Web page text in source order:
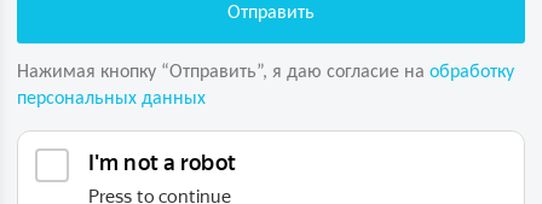
Нажимая кнопку “Отправить”, я даю согласие на обработку
персональных данных